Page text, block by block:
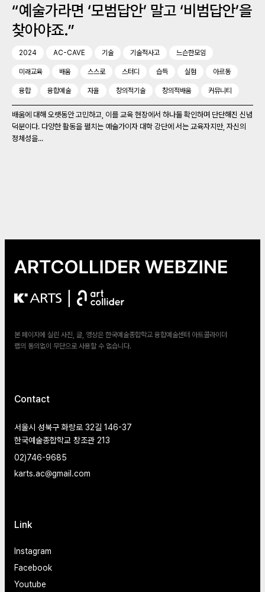
“예술가라면 ‘모범답안’ 말고 ‘비범답안’을
찾아야죠.”
2024 AC-CAVE 기술 기술적사고 느슨한모임
미래교육 배움 스스로 스터디 습득 실험 아르동
융합 융합예술 자율 창의적기술 창의적배움 커뮤니티
배움에 대해 오랫동안 고민하고, 이를 교육 현장에서 하나둘 확인하며 단단해진 신념
덕분이다. 다양한 활동을 펼치는 예술가이자 대학 강단에 서는 교육자지만, 자신의
정체성을...
본 페이지에 실린 사진, 글, 영상은 한국예술종합학교 융합예술센터 아트콜라이더
랩의 동의없이 무단으로 사용할 수 없습니다.
Contact
서울시 성북구 화랑로 32길 146-37
한국예술종합학교 창조관 213
02)746-9685
karts.ac@gmail.com
Link
Instagram
Facebook
Youtube